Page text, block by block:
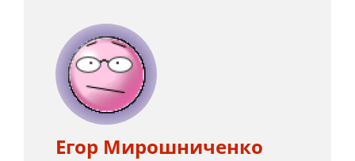
Егор Мирошниченко